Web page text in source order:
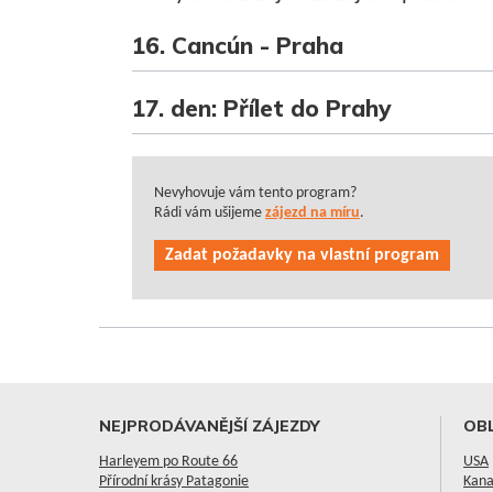
16. Cancún - Praha
17. den: Přílet do Prahy
Nevyhovuje vám tento program?
Rádi vám ušijeme zájezd na míru.
Zadat požadavky na vlastní program
NEJPRODÁVANĚJŠÍ ZÁJEZDY
Harleyem po Route 66
Přírodní krásy Patagonie
USA